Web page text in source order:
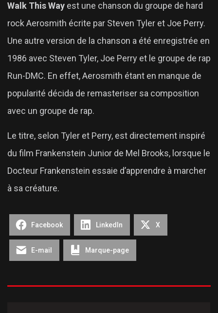
Walk This Way est une chanson du groupe de hard
rock Aerosmith écrite par Steven Tyler et Joe Perry.
Une autre version de la chanson a été enregistrée en
1986 avec Steven Tyler, Joe Perry et le groupe de rap
Run-DMC. En effet, Aerosmith étant en manque de
popularité décida de remasteriser sa composition
avec un groupe de rap.
Le titre, selon Tyler et Perry, est directement inspiré
du film Frankenstein Junior de Mel Brooks, lorsque le
Docteur Frankenstein essaie d’apprendre à marcher
à sa créature.
Facebook LinkedIn X
E-mail Marque-page